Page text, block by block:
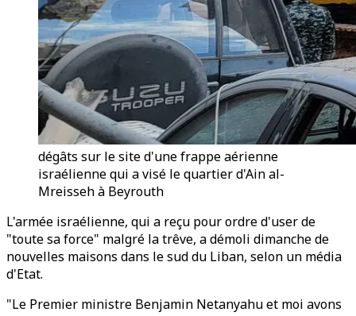
dégâts sur le site d'une frappe aérienne
israélienne qui a visé le quartier d'Ain al-
Mreisseh à Beyrouth
L'armée israélienne, qui a reçu pour ordre d'user de
"toute sa force" malgré la trêve, a démoli dimanche de
nouvelles maisons dans le sud du Liban, selon un média
d'Etat.
"Le Premier ministre Benjamin Netanyahu et moi avons